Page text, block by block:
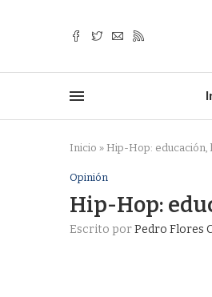
Inicio » Hip-Hop: educación,
Opinión
Hip-Hop:
Escrito porPedro Flores